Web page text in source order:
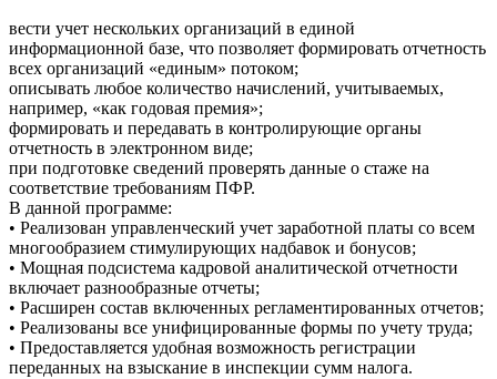
вести учет нескольких организаций в единой
информационной базе, что позволяет формировать отчетность
всех организаций «единым» потоком;
описывать любое количество начислений, учитываемых,
например, «как годовая премия»;
формировать и передавать в контролирующие органы
отчетность в электронном виде;
при подготовке сведений проверять данные о стаже на
соответствие требованиям ПФР.
В данной программе:
• Реализован управленческий учет заработной платы со всем
многообразием стимулирующих надбавок и бонусов;
• Мощная подсистема кадровой аналитической отчетности
включает разнообразные отчеты;
• Расширен состав включенных регламентированных отчетов;
• Реализованы все унифицированные формы по учету труда;
• Предоставляется удобная возможность регистрации
переданных на взыскание в инспекции сумм налога.